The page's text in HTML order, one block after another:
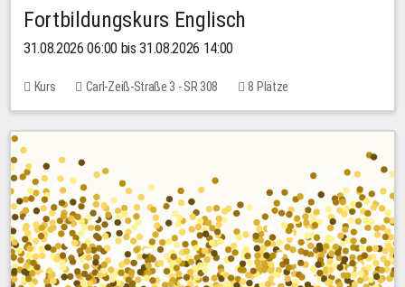
Fortbildungskurs Englisch
31.08.2026 06:00 bis 31.08.2026 14:00
Kurs Carl-Zeiß-Straße 3 - SR 308 8 Plätze